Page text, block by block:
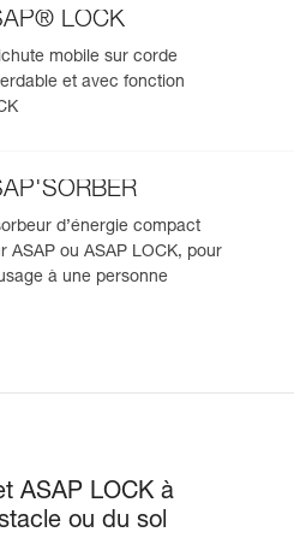
LOCK
mobile sur corde
et avec fonction
d’énergie compact
ASAP ou ASAP LOCK, pour
à une personne
ASAP LOCK à
ou du sol